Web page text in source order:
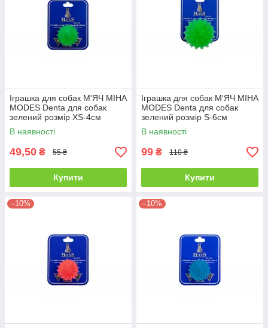
Іграшка для собак М'ЯЧ МІНА
MODES Denta для собак
зелений розмір XS-4см
В наявності
49,50 ₴ 55 ₴
Купити
Іграшка для собак М'ЯЧ МІНА
MODES Denta для собак
зелений розмір S-6см
В наявності
99 ₴ 110 ₴
Купити
–10% –10%